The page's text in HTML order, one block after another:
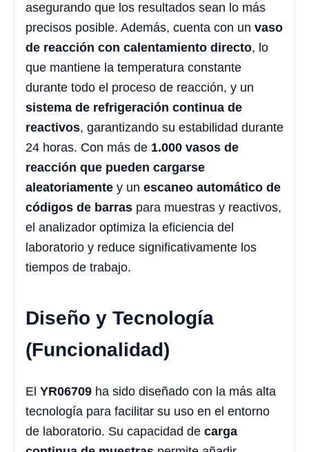
asegurando que los resultados sean lo más
precisos posible. Además, cuenta con un vaso
de reacción con calentamiento directo, lo
que mantiene la temperatura constante
durante todo el proceso de reacción, y un
sistema de refrigeración continua de
reactivos, garantizando su estabilidad durante
24 horas. Con más de 1.000 vasos de
reacción que pueden cargarse
aleatoriamente y un escaneo automático de
códigos de barras para muestras y reactivos,
el analizador optimiza la eficiencia del
laboratorio y reduce significativamente los
tiempos de trabajo.
Diseño y Tecnología
(Funcionalidad)
El YR06709 ha sido diseñado con la más alta
tecnología para facilitar su uso en el entorno
de laboratorio. Su capacidad de carga